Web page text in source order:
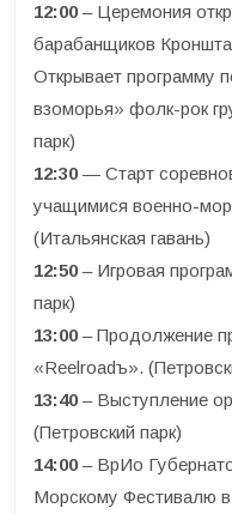
12:00– Церемония
барабанщиков
Открывает программу
взоморья» фолк-рок
парк)
12:30— Старт
учащимися военно-
(Итальянская гавань)
12:50– Игровая
парк)
13:00– Продолжение
«Reelroadъ».
13:40– Выступление
(Петровский парк)
14:00– ВрИо
Морскому Фестивалю в